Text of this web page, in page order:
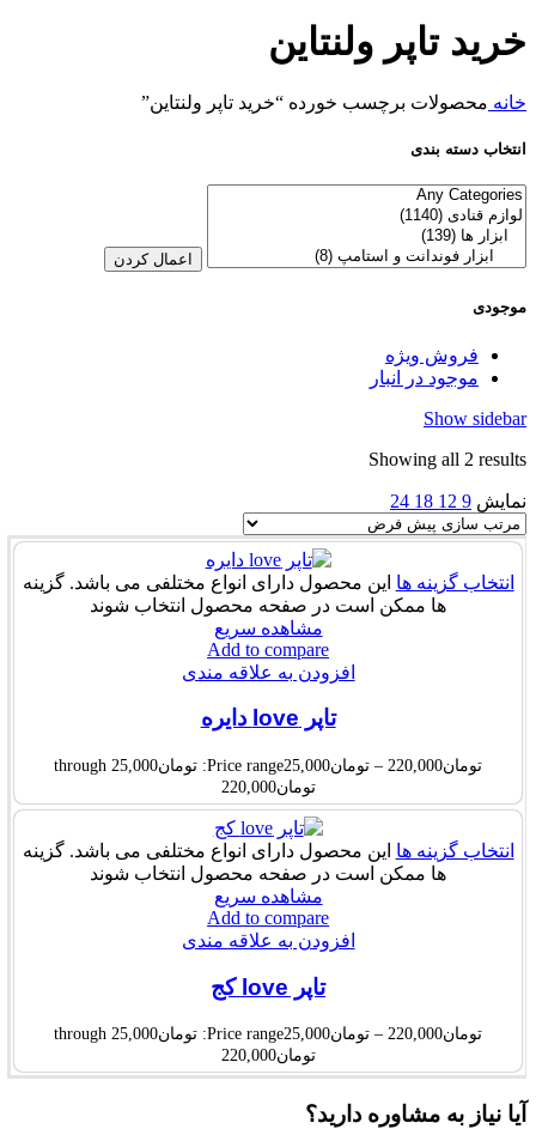
خرید تاپر ولنتاین
خانه محصولات برچسب خورده “خرید تاپر ولنتاین”
انتخاب دسته بندی
اعمال کردن
موجودی
فروش ویژه
موجود در انبار
Show sidebar
Showing all 2 results
نمایش 9
12
18
24
انتخاب گزینه ها این محصول دارای انواع مختلفی می باشد. گزینه
ها ممکن است در صفحه محصول انتخاب شوند
مشاهده سریع
Add to compare
افزودن به علاقه مندی
تاپر love دایره
تومان220,000
– تومان25,000
Price range: تومان25,000 through
تومان220,000
انتخاب گزینه ها این محصول دارای انواع مختلفی می باشد. گزینه
ها ممکن است در صفحه محصول انتخاب شوند
مشاهده سریع
Add to compare
افزودن به علاقه مندی
تاپر love کج
تومان220,000
– تومان25,000
Price range: تومان25,000 through
تومان220,000
آیا نیاز به مشاوره دارید؟